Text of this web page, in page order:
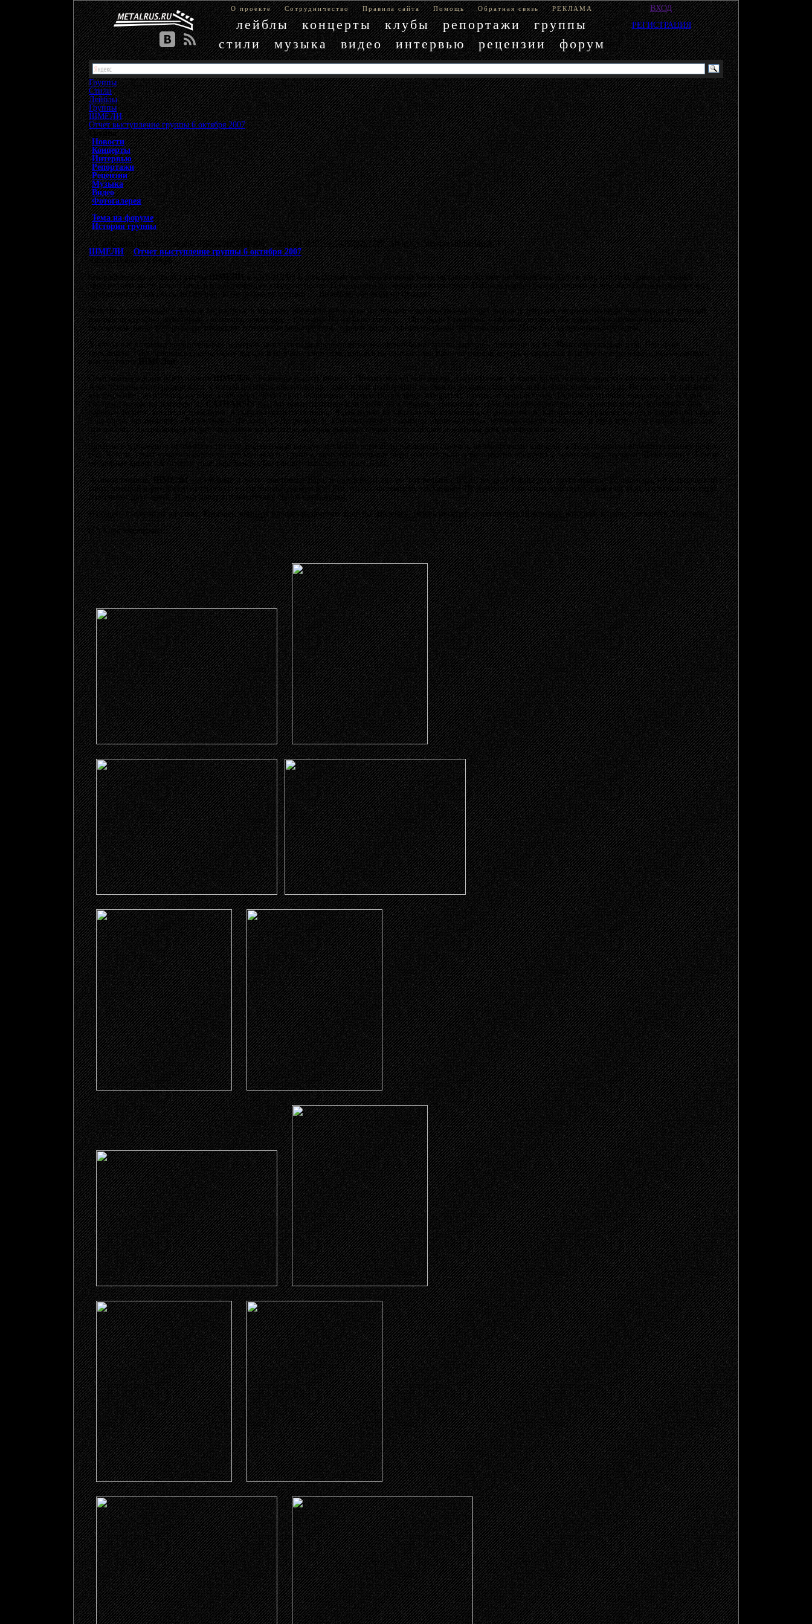
О проекте Сотрудничество Правила сайта Помощь Обратная связь РЕКЛАМА
лейблы концерты клубы репортажи
группы
стили
музыка видео интервью рецензии форум
ВХОД
РЕГИСТРАЦИЯ
Группы
Стили
Лейблы
Группы»
ШМЕЛИ»
Отчет выступление группы 6 октября 2007
Группа
Новости
Концерты
Интервью
Репортажи
Рецензии
Музыка
Видео
Фотогалерея
Тема на форуме
История группы
{"data-ad-client" => "ca-pub-9508229605968406", "data-ad-slot" => "4397029779", :style => "display:inline-block"}
ШМЕЛИ>Отчет выступление группы 6 октября 2007
Ангелы бьются в дверь…
Отправиться на концерт группыШМЕЛИв клубПЛАН Бдождливым осенним вечером меня заставило жуткое любопытство. Дело в том, что, уже давно увлекаясь
творчеством этого коллектива, я к собственному стыду не посетила ни одного их живого выступления. Наконец пробел был восполнен, о чем абсолютно не жалею: под
впечатлением нахожусь до сих пор. И не только от музыки… Впрочем, обо всем по порядку.
В метро я встретилась сАликом Мелькором, и мы сразу обратили внимание на огромное количество молодых людей и девушек готического вида, некоторые из который
выглядели страшно, некоторые – комично, некоторые – готично. Но их было много… Они были с цветами, с белыми розами. Мы даже сперва немного растерялись,
потому как мягко говоря редко посещаем готические мероприятия, однако, бодро скрипя косухами, отправились в«План Б»под проливным дождем.
У клуба нас встретил внушительных размеров хвост очереди преимущественно черно-белой масти, внутри – примерно то же. Явно ожидался аншлаг. Или даже
переаншлаг. Пробравшись сквозь толпу народа и благополучно отметившись на списках, мы наконец попали внутрь и скрылись в тихом баре до начала долгожданного
выступленияШМЕЛей.
Описывать словами выступлениеШМЕЛей– значит не сказать ничего. Потому что на мой взгляд, такую музыку и такой драйв описать просто невозможно. И хотя и я, и
Аликусердно фотографировали с начала до конца выступления, даже наши фотографии не смогли до конца передать всего происходившего там. Нет слов. Потрясающее
выступление, энергетика, музыка, атмосфера.Лёля- само очарование,Шмельпотрясающе колоритен, группа остальная супер! Особенно ударник понравился. А один
гитарист похож наДжеффаизCATHARSIS))))) Музыканты исполнили песни из альбомов«Пошмелье»,«Негатив пространства»и конечно моего любимого«Тень
сердца». Кстати, эта песня тоже была, и сыграна была на отлично. Жаль только не хватало той замечательной виолончели, которая так украшает песню в студийной версии.
Еще очень запомнились«Клоун умер»,«Колокол»,«Напролом»и, конечно, горячо любимые мною«Ангелы», которые«бьются в дверь»и где в итоге«все alles». Казалось,
эти ангелы – потрясающая энергетика самих музыкантов, которая вырвалась-таки на белый свет и накрыла всех стоящих в зале.
Зрители восторженно принимали группу, подхватывая каждую песню от первой до последней строчки, аплодировали, кричали, а Лёле подарили огромную охапку белых
роз. Кстати, стоит отметить еще и то, что музыканты группы очень общительные люди, они открыто и беспафосно общались с залом между песнями. Даже наши сАликом
отчаянные крики «А почему у вас барабанщик без райда?» нашли отклик уЛёли.
А самое главное,ШМЕЛИ–АлександриЛёля- настоящая пара, и на сцене, и вне ее. Тот редкий случай, когда любящие друг друга люди не только пара, но и творческий
союз, дающий в результате интересную и оригинальную музыку. Вот это по-настоящему восхищает! Их духовное единение чувствуется даже из зала, настолько эти люди
дополняют друг друга. И они дарят эту энергетику своим слушателям.
В общем, выступили на славу. Казалось, концерт прошел незаметно. Еще бы! Надеюсь, теперь посетить и акустический концерт, который, к слову, состоится 28 октября.
(С)Кира Нестерова